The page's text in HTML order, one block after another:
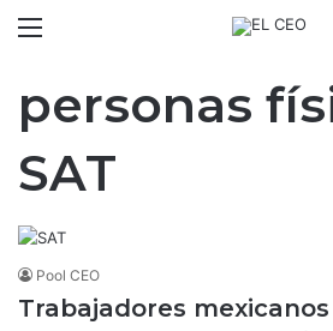
personas
SAT
Pool CEO
Trabajadores